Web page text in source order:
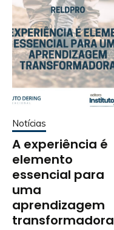
Notícias
A experiência é
elemento
essencial para
uma
aprendizagem
transformadora